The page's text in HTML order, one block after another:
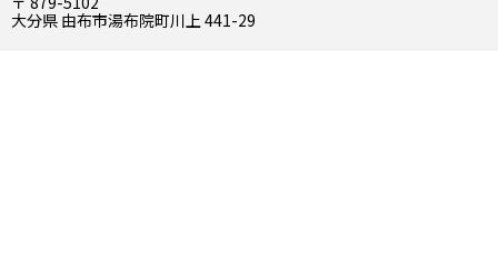
大分県 由布市湯布院町川上 441-29